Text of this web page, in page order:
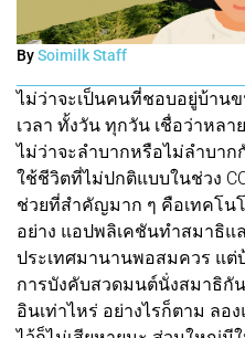
BySoimilk Staff
ไม่ว่าจะเป็นคนที่ชอบอยู่บ้าน
เวลา ทั้งวัน ทุกวัน เชื่อว่าหล
ไม่ว่าจะลำบากหรือไม่ลำบาก
ใช้ชีวิตที่ไม่ปกติแบบในช่วง
ช่วยที่สำคัญมาก ๆ คือเทคโนโ
อย่าง แอปพลิเคชันทำสมาธิแ
ประเทศมานานพอสมควร แ
การบังคับสวดมนต์นั่งสมาธิกั
อินเท่าไหร่ อย่างไรก็ตาม ลอ